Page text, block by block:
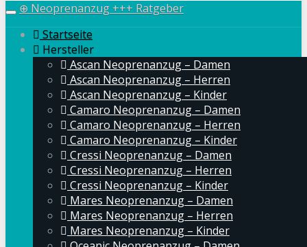
Toggle
navigation
⊕ Neoprenanzug +++ Ratgeber
Startseite
Hersteller
Ascan Neoprenanzug – Damen
Ascan Neoprenanzug – Herren
Ascan Neoprenanzug – Kinder
Camaro Neoprenanzug – Damen
Camaro Neoprenanzug – Herren
Camaro Neoprenanzug – Kinder
Cressi Neoprenanzug – Damen
Cressi Neoprenanzug – Herren
Cressi Neoprenanzug – Kinder
Mares Neoprenanzug – Damen
Mares Neoprenanzug – Herren
Mares Neoprenanzug – Kinder